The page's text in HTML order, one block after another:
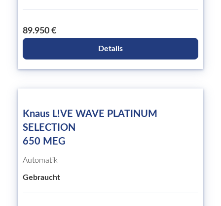
89.950 €
Details
Knaus L!VE WAVE PLATINUM
SELECTION
650 MEG
Automatik
Gebraucht